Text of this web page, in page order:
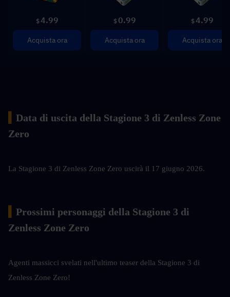
$4.99
Acquista ora
$ 0.99
Acquista ora
$4.99
Acquista ora
Data di uscita della Stagione 3 di Zenless Zone
Zero
La Stagione 3 di Zenless Zone Zero uscirà il 17 giugno 2026.
Prossimi personaggi della Stagione 3 di
Zenless Zone Zero
Agenti massicci svelati nell'ultimo teaser della Stagione 3 di
Zenless Zone Zero!